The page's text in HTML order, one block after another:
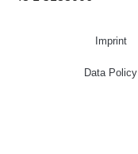
Imprint
Data Policy